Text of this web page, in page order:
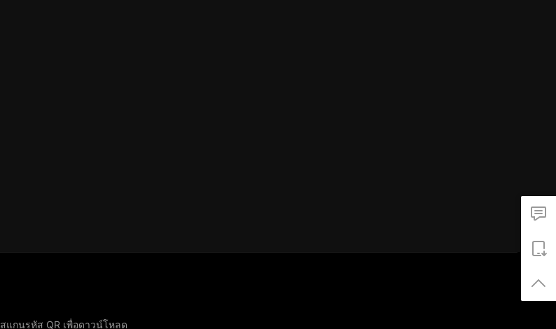
สแกนรหัส QR เพื่อดาวน์โหลด